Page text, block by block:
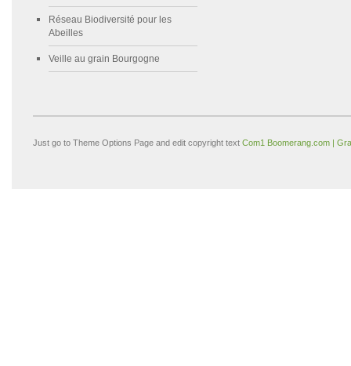
Réseau Biodiversité pour les
Abeilles
Veille au grain Bourgogne
Just go to Theme Options Page and edit copyright text Com1 Boomerang.com |